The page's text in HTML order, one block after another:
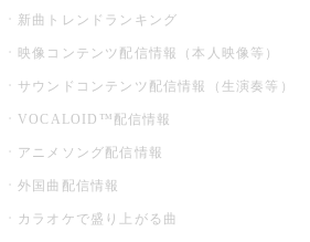
新曲トレンドランキング
映像コンテンツ配信情報（本人映像等）
サウンドコンテンツ配信情報（生演奏等）
VOCALOID™配信情報
アニメソング配信情報
外国曲配信情報
カラオケで盛り上がる曲